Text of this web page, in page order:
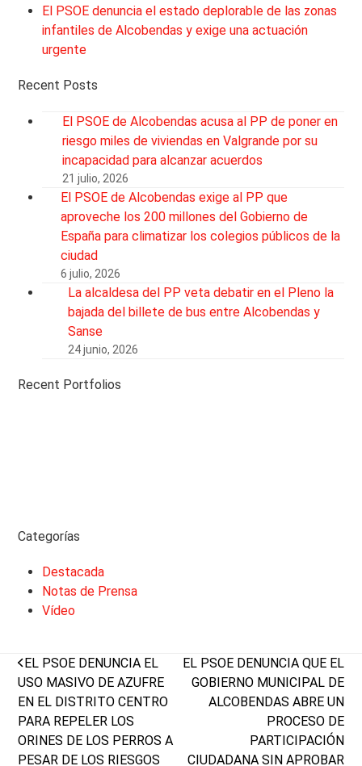
El PSOE denuncia el estado deplorable de las zonas
infantiles de Alcobendas y exige una actuación
urgente
Recent Posts
El PSOE de Alcobendas acusa al PP de poner en
riesgo miles de viviendas en Valgrande por su
incapacidad para alcanzar acuerdos
21 julio, 2026
El PSOE de Alcobendas exige al PP que
aproveche los 200 millones del Gobierno de
España para climatizar los colegios públicos de la
ciudad
6 julio, 2026
La alcaldesa del PP veta debatir en el Pleno la
bajada del billete de bus entre Alcobendas y
Sanse
24 junio, 2026
Recent Portfolios
Categorías
Destacada
Notas de Prensa
Vídeo
previous
post:
EL PSOE DENUNCIA EL
USO MASIVO DE AZUFRE
EN EL DISTRITO CENTRO
PARA REPELER LOS
ORINES DE LOS PERROS A
PESAR DE LOS RIESGOS
next
post:
EL PSOE DENUNCIA QUE EL
GOBIERNO MUNICIPAL DE
ALCOBENDAS ABRE UN
PROCESO DE
PARTICIPACIÓN
CIUDADANA SIN APROBAR